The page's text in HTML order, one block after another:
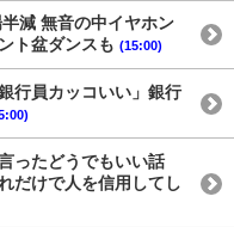
減 無音の中イヤホン
ト盆ダンスも (15:00)
行員カッコいい」銀行
ったどうでもいい話
だけで人を信用してし